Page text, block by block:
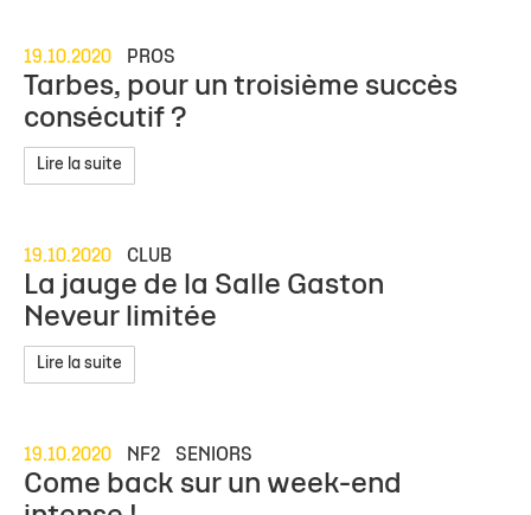
19.10.2020 PROS
Tarbes, pour un troisième succès
consécutif ?
Lire la suite
19.10.2020 CLUB
La jauge de la Salle Gaston
Neveur limitée
Lire la suite
19.10.2020 NF2 SENIORS
Come back sur un week-end